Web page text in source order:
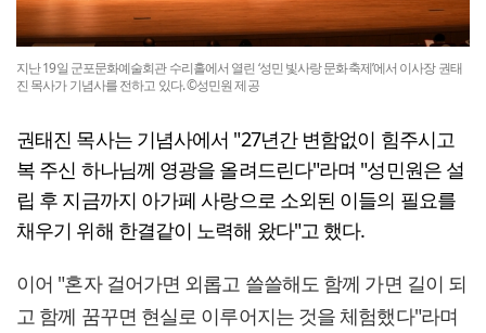
지난 19일 군포문화예술회관 수리홀에서 열린 ‘성민 빛사랑 문화축제’에서 이사장 권태
진 목사가 기념사를 전하고 있다. ©성민원 제공
권태진 목사는 기념사에서 "27년간 변함없이 힘주시고
복 주신 하나님께 영광을 올려드린다"라며 "성민원은 설
립 후 지금까지 아가페 사랑으로 소외된 이들의 필요를
채우기 위해 한결같이 노력해 왔다"고 했다.
이어 "혼자 걸어가면 외롭고 쓸쓸해도 함께 가면 길이 되
고 함께 꿈꾸면 현실로 이루어지는 것을 체험했다"라며